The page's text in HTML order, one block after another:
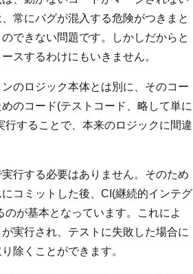
常にバグが混入する危険がつきまと
できない問題です。しかしだからと
スするわけにもいきません。
のロジック本体とは別に、そのコー
のコード(テストコード、略して単に
することで、本来のロジックに間違
行する必要はありません。そのため
コミットした後、CI(継続的インテグ
が基本となっています。これによ
実行され、テストに失敗した場合に
除くことができます。